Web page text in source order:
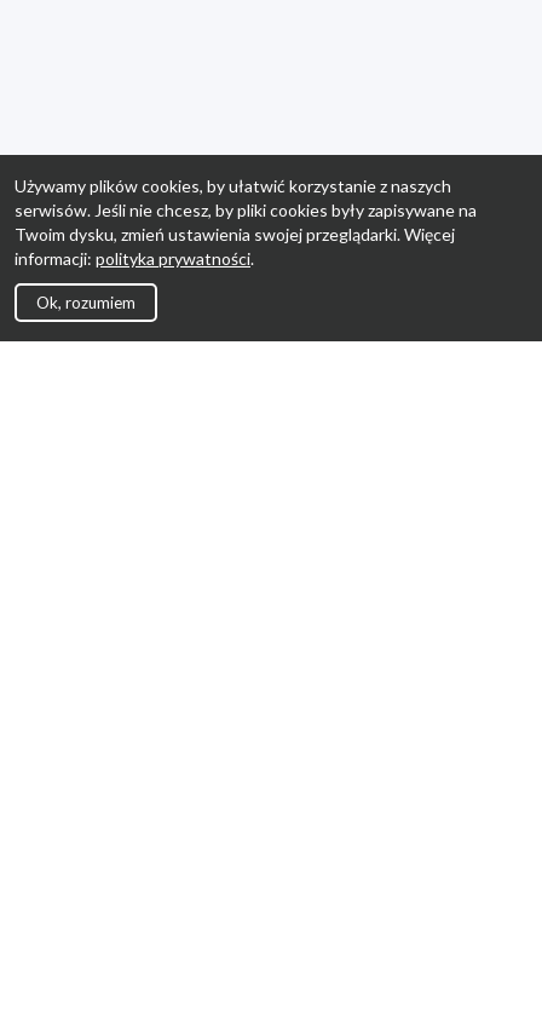
Używamy plików cookies, by ułatwić korzystanie z naszych
serwisów. Jeśli nie chcesz, by pliki cookies były zapisywane na
Twoim dysku, zmień ustawienia swojej przeglądarki. Więcej
informacji: polityka prywatności.
Ok, rozumiem